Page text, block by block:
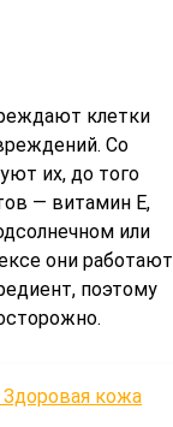
клетки
Со
их, до того
— витамин Е,
или
они работают
поэтому
кожа